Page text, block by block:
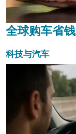
全球购车省
科技与汽车